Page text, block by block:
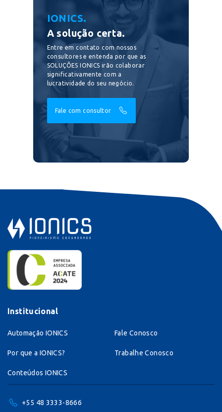
IONICS.
A solução certa.
Entre em contato com nossos
consultores e entenda por que as
SOLUÇÕES IONICS irão colaborar
significativamente com a
lucratividade do seu negócio.
Fale com consultor
Institucional
Automação IONICS
Por que a IONICS?
Conteúdos IONICS
Fale Conosco
Trabalhe Conosco
+55 48 3333-8666